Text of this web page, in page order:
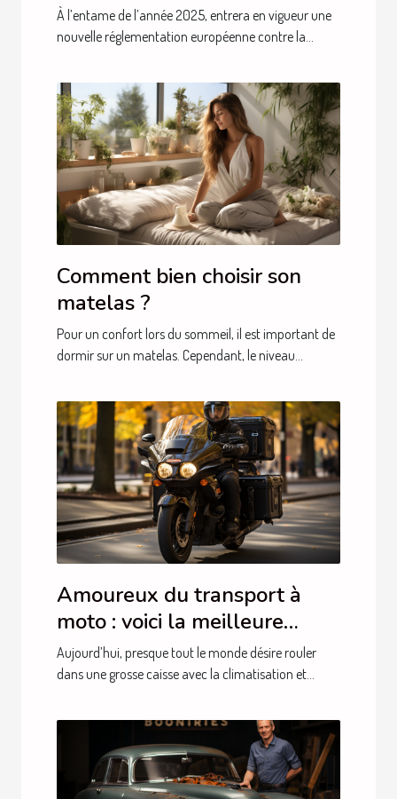
À l’entame de l’année 2025, entrera en vigueur une
nouvelle réglementation européenne contre la...
Comment bien choisir son
matelas ?
Pour un confort lors du sommeil, il est important de
dormir sur un matelas. Cependant, le niveau...
Amoureux du transport à
moto : voici la meilleure
entreprise spécialisée dans le
service moto taxi
Aujourd’hui, presque tout le monde désire rouler
dans une grosse caisse avec la climatisation et...